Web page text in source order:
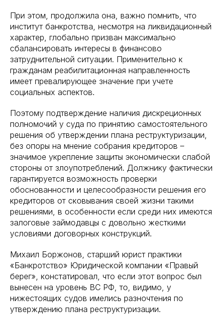
При этом, продолжила она, важно помнить, что
институт банкротства, несмотря на ликвидационный
характер, глобально призван максимально
сбалансировать интересы в финансово
затруднительной ситуации. Применительно к
гражданам реабилитационная направленность
имеет превалирующее значение при учете
социальных аспектов.
Поэтому подтверждение наличия дискреционных
полномочий у суда по принятию самостоятельного
решения об утверждении плана реструктуризации,
без опоры на мнение собрания кредиторов –
значимое укрепление защиты экономически слабой
стороны от злоупотреблений. Должнику фактически
гарантируется возможность проверки
обоснованности и целесообразности решения его
кредиторов от сковывания своей жизни такими
решениями, в особенности если среди них имеются
залоговые займодавцы с довольно жесткими
условиями договорных конструкций.
Михаил Боржонов, старший юрист практики
«Банкротство» Юридической компании «Правый
берег», констатировал, что если этот вопрос был
вынесен на уровень ВС РФ, то, видимо, у
нижестоящих судов имелись разночтения по
утверждению плана реструктуризации.